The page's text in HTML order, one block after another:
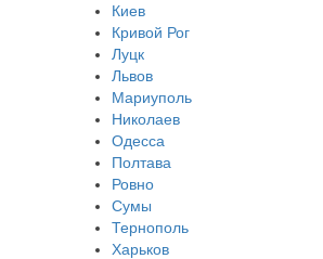
Киев
Кривой Рог
Луцк
Львов
Мариуполь
Николаев
Одесса
Полтава
Ровно
Сумы
Тернополь
Харьков